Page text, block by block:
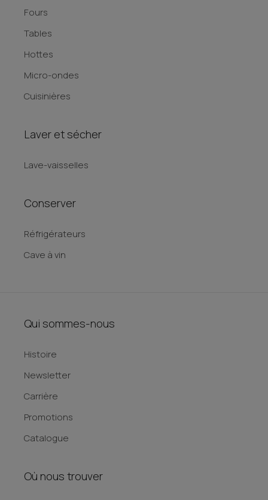
Fours
Tables
Hottes
Micro-ondes
Cuisinières
Laver et sécher
Lave-vaisselles
Conserver
Réfrigérateurs
Cave à vin
Qui sommes-nous
Histoire
Newsletter
Carrière
Promotions
Catalogue
Où nous trouver